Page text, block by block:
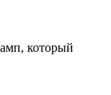
который